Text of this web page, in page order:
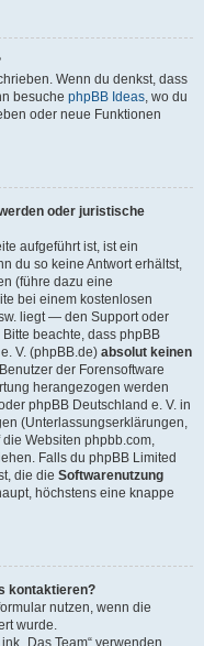
Wenn du denkst, dass
besuche phpBB Ideas, wo du
oder neue Funktionen
oder juristische
aufgeführt ist, ist ein
du so keine Antwort erhältst,
(führe dazu eine
bei einem kostenlosen
liegt — den Support oder
beachte, dass phpBB
V. (phpBB.de) absolut keinen
der Forensoftware
herangezogen werden
phpBB Deutschland e. V. in
(Unterlassungserklärungen,
die Websiten phpbb.com,
Falls du phpBB Limited
die die Softwarenutzung
höchstens eine knappe
kontaktieren?
nutzen, wenn die
wurde.
„Das Team“ verwenden.